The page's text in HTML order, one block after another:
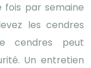
fois par semaine
les cendres
cendres peut
Un entretien